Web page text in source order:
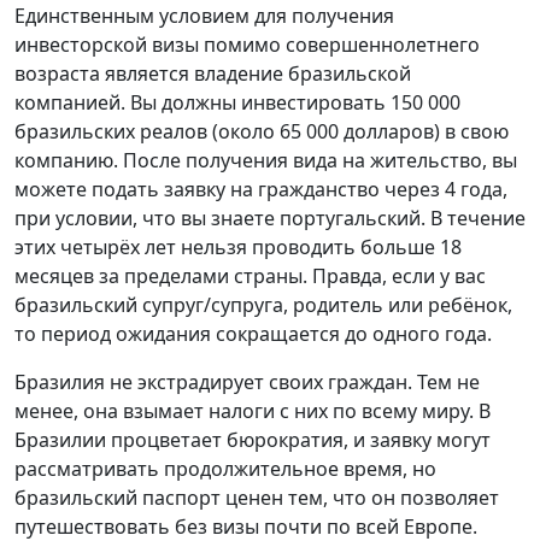
Единственным условием для получения
инвесторской визы помимо совершеннолетнего
возраста является владение бразильской
компанией. Вы должны инвестировать 150 000
бразильских реалов (около 65 000 долларов) в свою
компанию. После получения вида на жительство, вы
можете подать заявку на гражданство через 4 года,
при условии, что вы знаете португальский. В течение
этих четырёх лет нельзя проводить больше 18
месяцев за пределами страны. Правда, если у вас
бразильский супруг/супруга, родитель или ребёнок,
то период ожидания сокращается до одного года.
Бразилия не экстрадирует своих граждан. Тем не
менее, она взымает налоги с них по всему миру. В
Бразилии процветает бюрократия, и заявку могут
рассматривать продолжительное время, но
бразильский паспорт ценен тем, что он позволяет
путешествовать без визы почти по всей Европе.